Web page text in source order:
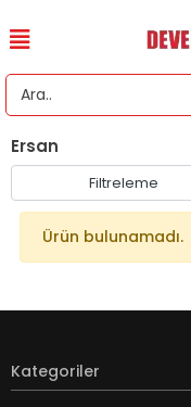
Ersan
Filtreleme
Ürün bulunamadı.
Kategoriler